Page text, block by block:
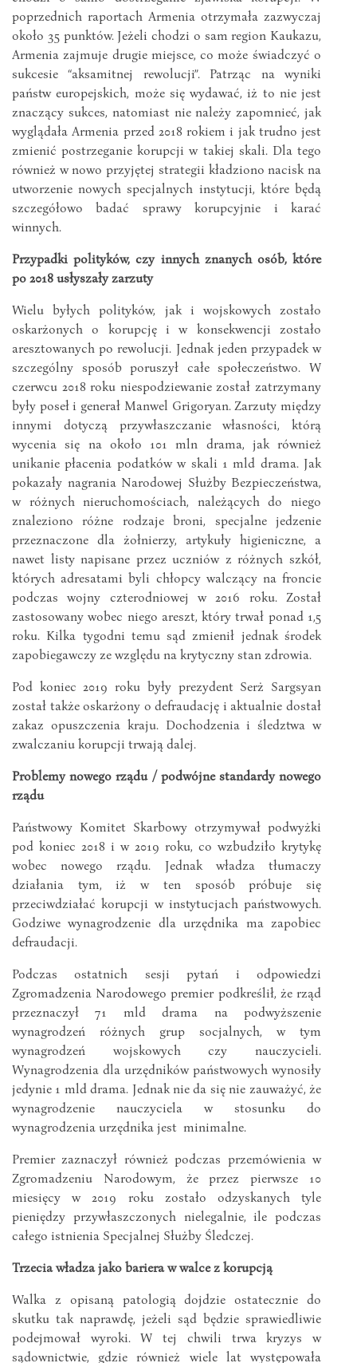
poprzednich raportach Armenia otrzymała zazwyczaj
około 35 punktów. Jeżeli chodzi o sam region Kaukazu,
Armenia zajmuje drugie miejsce, co może świadczyć o
sukcesie “aksamitnej rewolucji”. Patrząc na wyniki
państw europejskich, może się wydawać, iż to nie jest
znaczący sukces, natomiast nie należy zapomnieć, jak
wyglądała Armenia przed 2018 rokiem i jak trudno jest
zmienić postrzeganie korupcji w takiej skali. Dla tego
również w nowo przyjętej strategii kładziono nacisk na
utworzenie nowych specjalnych instytucji, które będą
szczegółowo badać sprawy korupcyjnie i karać
winnych.
Przypadki polityków, czy innych znanych osób, które
po 2018 usłyszały zarzuty
Wielu byłych polityków, jak i wojskowych zostało
oskarżonych o korupcję i w konsekwencji zostało
aresztowanych po rewolucji. Jednak jeden przypadek w
szczególny sposób poruszył całe społeczeństwo. W
czerwcu 2018 roku niespodziewanie został zatrzymany
były poseł i generał Manwel Grigoryan. Zarzuty między
innymi dotyczą przywłaszczanie własności, którą
wycenia się na około 101 mln drama, jak również
unikanie płacenia podatków w skali 1 mld drama. Jak
pokazały nagrania Narodowej Służby Bezpieczeństwa,
w różnych nieruchomościach, należących do niego
znaleziono różne rodzaje broni, specjalne jedzenie
przeznaczone dla żołnierzy, artykuły higieniczne, a
nawet listy napisane przez uczniów z różnych szkół,
których adresatami byli chłopcy walczący na froncie
podczas wojny czterodniowej w 2016 roku. Został
zastosowany wobec niego areszt, który trwał ponad 1,5
roku. Kilka tygodni temu sąd zmienił jednak środek
zapobiegawczy ze względu na krytyczny stan zdrowia.
Pod koniec 2019 roku były prezydent Serż Sargsyan
został także oskarżony o defraudację i aktualnie dostał
zakaz opuszczenia kraju. Dochodzenia i śledztwa w
zwalczaniu korupcji trwają dalej.
Problemy nowego rządu / podwójne standardy nowego
rządu
Państwowy Komitet Skarbowy otrzymywał podwyżki
pod koniec 2018 i w 2019 roku, co wzbudziło krytykę
wobec nowego rządu. Jednak władza tłumaczy
działania tym, iż w ten sposób próbuje się
przeciwdziałać korupcji w instytucjach państwowych.
Godziwe wynagrodzenie dla urzędnika ma zapobiec
defraudacji.
Podczas ostatnich sesji pytań i odpowiedzi
Zgromadzenia Narodowego premier podkreślił, że rząd
przeznaczył 71 mld drama na podwyższenie
wynagrodzeń różnych grup socjalnych, w tym
wynagrodzeń wojskowych czy nauczycieli.
Wynagrodzenia dla urzędników państwowych wynosiły
jedynie 1 mld drama. Jednak nie da się nie zauważyć, że
wynagrodzenie nauczyciela w stosunku do
wynagrodzenia urzędnika jest minimalne.
Premier zaznaczył również podczas przemówienia w
Zgromadzeniu Narodowym, że przez pierwsze 10
miesięcy w 2019 roku zostało odzyskanych tyle
pieniędzy przywłaszczonych nielegalnie, ile podczas
całego istnienia Specjalnej Służby Śledczej.
Trzecia władza jako bariera w walce z korupcją
Walka z opisaną patologią dojdzie ostatecznie do
skutku tak naprawdę, jeżeli sąd będzie sprawiedliwie
podejmował wyroki. W tej chwili trwa kryzys w
sądownictwie, gdzie również wiele lat występowała